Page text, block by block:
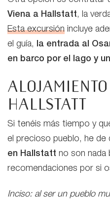
Viena a Hallstatt, la
Esta excursión incluye
el guía, la entrada al
en barco por el lago y
Alojamiento
Hallstatt
Si tenéis más tiempo y
el precioso pueblo, he de
en Hallstatt no son nada
recomendaciones por si
Inciso: al ser un pueblo